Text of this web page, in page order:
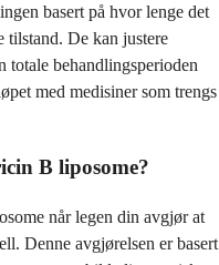
basert på hvor lenge det
tilstand. De kan justere
totale behandlingsperioden
med medisiner som trengs
B liposome?
når legen din avgjør at
Denne avgjørelsen er basert